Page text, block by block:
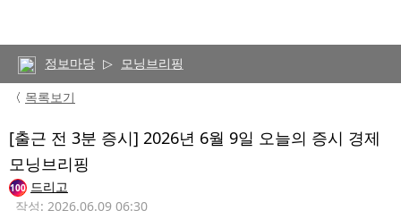
정보마당 ▷ 모닝브리핑
〈 목록보기
[출근 전 3분 증시] 2026년 6월 9일 오늘의 증시 경제
모닝브리핑
100 드리고
작성: 2026.06.09 06:30